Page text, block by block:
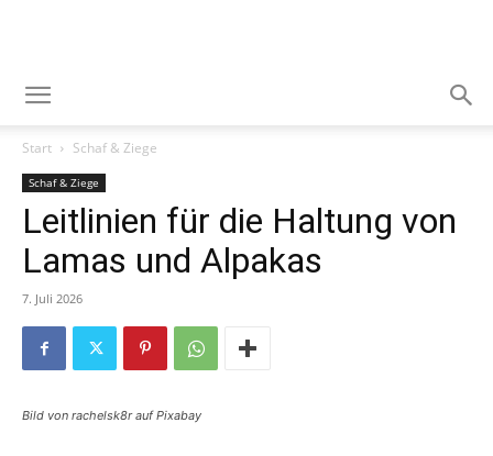
Start Schaf & Ziege
Schaf & Ziege
Leitlinien für die Haltung von
Lamas und Alpakas
7. Juli 2026
Bild von rachelsk8r auf Pixabay